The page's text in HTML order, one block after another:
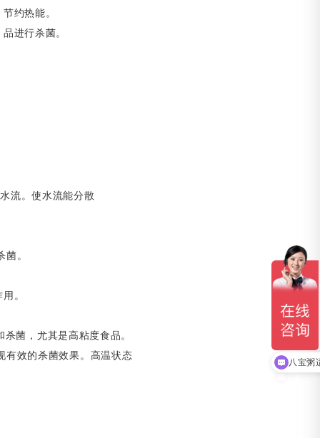
约热能。
进行杀菌。
流。使水流能分散
。
。
，尤其是高粘度食品。
效的杀菌效果。高温状态
八宝粥